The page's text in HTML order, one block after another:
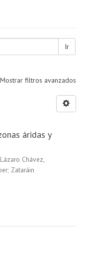
Ir
Mostrar filtros avanzados
áridas y
Lázaro Chávez,
; Zataráin